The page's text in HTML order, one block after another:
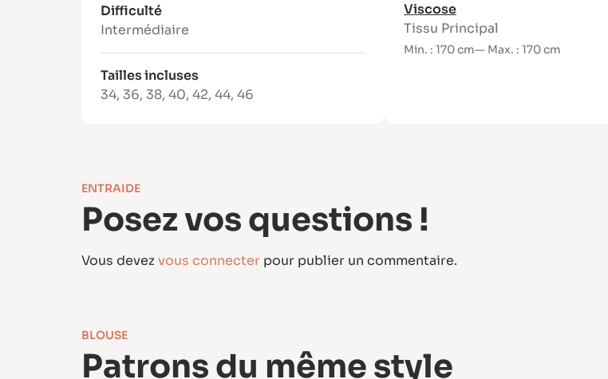
Difficulté
Intermédiaire
Tailles incluses
34, 36, 38, 40, 42, 44, 46
Viscose
Tissu Principal
Min. : 170 cm— Max. : 170 cm
ENTRAIDE
Posez vos questions !
Vous devezvous connecter pour publier un commentaire.
BLOUSE
Patrons du même style